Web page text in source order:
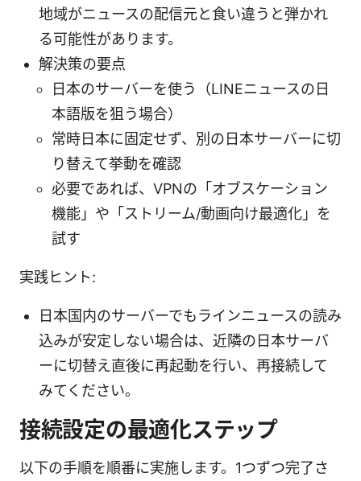
地域がニュースの配信元と食い違うと弾かれ
る可能性があります。
解決策の要点
日本のサーバーを使う（LINEニュースの日
本語版を狙う場合）
常時日本に固定せず、別の日本サーバーに切
り替えて挙動を確認
必要であれば、VPNの「オブスケーション
機能」や「ストリーム/動画向け最適化」を
試す
実践ヒント:
日本国内のサーバーでもラインニュースの読み
込みが安定しない場合は、近隣の日本サーバ
ーに切替え直後に再起動を行い、再接続して
みてください。
接続設定の最適化ステップ
以下の手順を順番に実施します。1つずつ完了さ